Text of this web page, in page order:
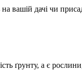
вашій дачі чи
ґрунту, а є